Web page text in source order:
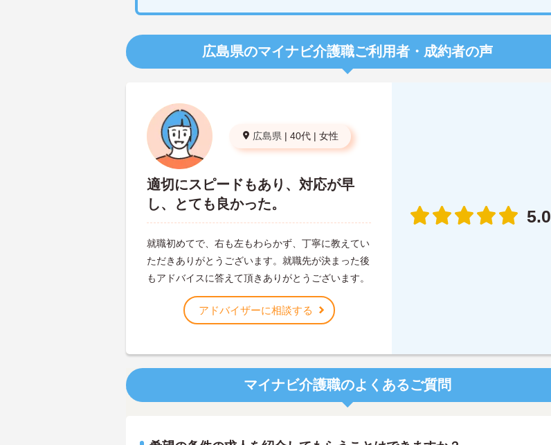
広島県のマイナビ介護職ご利用者・成約者の声
広島県 | 40代 | 女性
適切にスピードもあり、対応が早
し、とても良かった。
就職初めてで、右も左もわらかず、丁寧に教えてい
ただきありがとうございます。就職先が決まった後
もアドバイスに答えて頂きありがとうございます。
アドバイザーに相談する
5.0
マイナビ介護職のよくあるご質問